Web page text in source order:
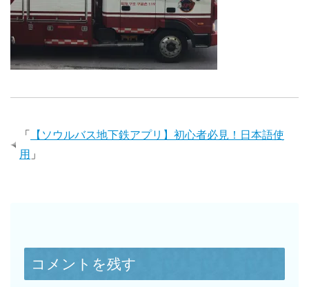
「
【ソウルバス地下鉄アプリ】初心者必見！日本語使
用 」
コメントを残す